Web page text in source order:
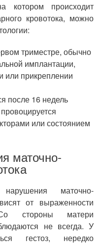
котором происходит
кровотока, можно
триместре, обычно
имплантации,
прикреплении
после 16 недель
или состоянием
маточно-
маточно-
от выраженности
стороны матери
не всегда. У
гестоз, нередко